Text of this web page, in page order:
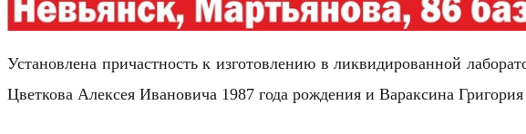
Установлена причастность к изготовлению в ликвидированной
Цветкова Алексея Ивановича 1987 года рождения и Вараксина